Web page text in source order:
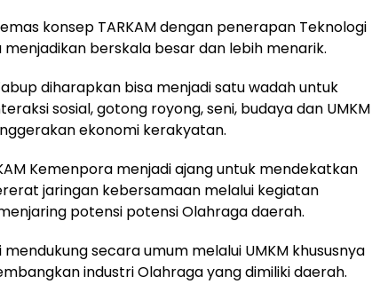
konsep TARKAM dengan penerapan Teknologi
berskala besar dan lebih menarik.
diharapkan bisa menjadi satu wadah untuk
sosial, gotong royong, seni, budaya dan UMKM
ekonomi kerakyatan.
Kemenpora menjadi ajang untuk mendekatkan
jaringan kebersamaan melalui kegiatan
potensi potensi Olahraga daerah.
secara umum melalui UMKM khususnya
industri Olahraga yang dimiliki daerah.